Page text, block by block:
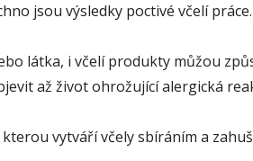
jsou výsledky poctivé včelí
látka, i včelí produkty můžou
až život ohrožující alergická
vytváří včely sbíráním a